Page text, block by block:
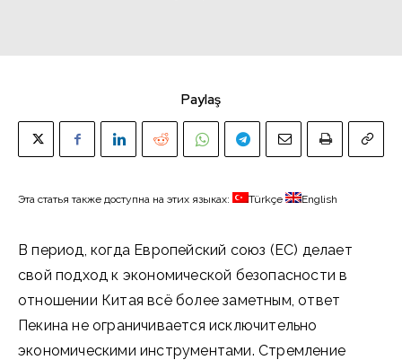
Paylaş
Эта статья также доступна на этих языках: Türkçe English
В период, когда Европейский союз (ЕС) делает
свой подход к экономической безопасности в
отношении Китая всё более заметным, ответ
Пекина не ограничивается исключительно
экономическими инструментами. Стремление